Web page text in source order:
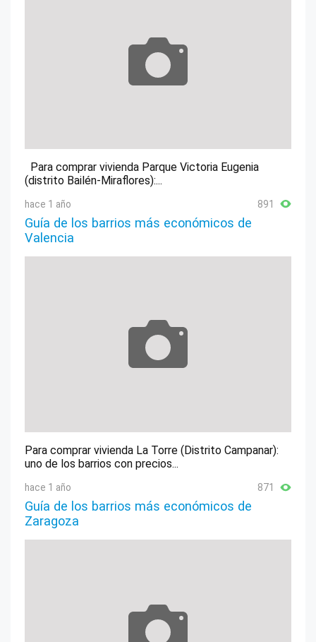
Para comprar vivienda Parque Victoria Eugenia
(distrito Bailén-Miraflores):...
hace 1 año 891
Guía de los barrios más económicos de
Valencia
Para comprar vivienda La Torre (Distrito Campanar):
uno de los barrios con precios...
hace 1 año 871
Guía de los barrios más económicos de
Zaragoza